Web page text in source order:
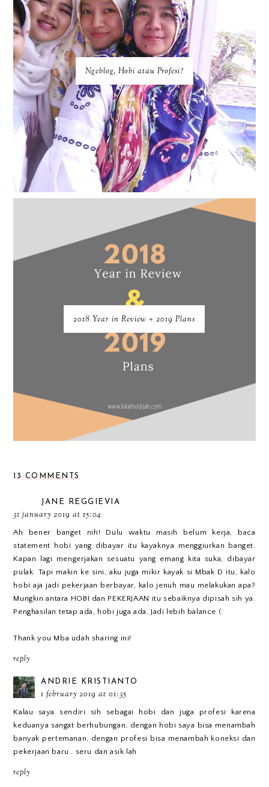
Ngeblog, Hobi atau Profesi?
2018 Year in Review + 2019 Plans
13 COMMENTS
JANE REGGIEVIA
31 january 2019 at 15:04
Ah bener banget nih! Dulu waktu masih belum kerja, baca
statement hobi yang dibayar itu kayaknya menggiurkan banget.
Kapan lagi mengerjakan sesuatu yang emang kita suka, dibayar
pulak. Tapi makin ke sini, aku juga mikir kayak si Mbak D itu, kalo
hobi aja jadi pekerjaan berbayar, kalo jenuh mau melakukan apa?
Mungkin antara HOBI dan PEKERJAAN itu sebaiknya dipisah sih ya.
Penghasilan tetap ada, hobi juga ada. Jadi lebih balance (:
Thank you Mba udah sharing ini!
reply
ANDRIE KRISTIANTO
1 february 2019 at 01:35
Kalau saya sendiri sih sebagai hobi dan juga profesi karena
keduanya sangat berhubungan, dengan hobi saya bisa menambah
banyak pertemanan, dengan profesi bisa menambah koneksi dan
pekerjaan baru.. seru dan asik lah
reply